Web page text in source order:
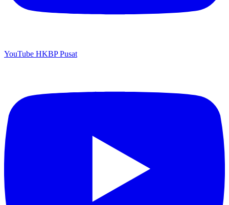
YouTube HKBP Pusat